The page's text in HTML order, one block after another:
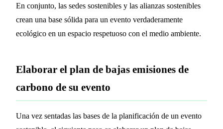
En conjunto, las sedes sostenibles y las alianzas sostenibles
crean una base sólida para un evento verdaderamente
ecológico en un espacio respetuoso con el medio ambiente.
Elaborar el plan de bajas emisiones de
carbono de su evento
Una vez sentadas las bases de la planificación de un evento